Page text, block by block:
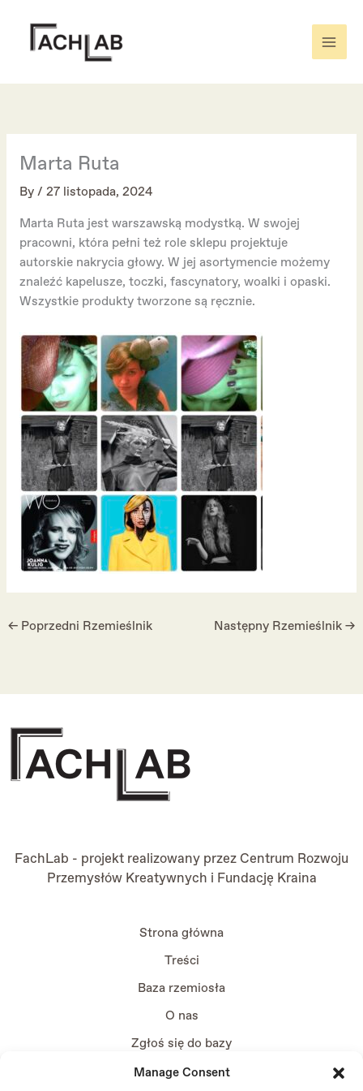
Manage Consent
content
Marta Ruta
By/ 27 listopada, 2024
Marta Ruta jest warszawską modystką. W swojej
pracowni, która pełni też role sklepu projektuje
autorskie nakrycia głowy. W jej asortymencie możemy
znaleźć kapelusze, toczki, fascynatory, woalki i opaski.
Wszystkie produkty tworzone są ręcznie.
← Poprzedni Rzemieślnik Następny Rzemieślnik→
FachLab - projekt realizowany przezCentrum Rozwoju
Przemysłów Kreatywnych i Fundację Kraina
Strona główna
Treści
Baza rzemiosła
O nas
Zgłoś się do bazy